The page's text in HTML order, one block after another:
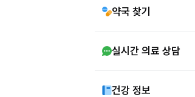
약국 찾기
실시간 의료 상담
건강 정보